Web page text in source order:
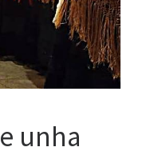
unha